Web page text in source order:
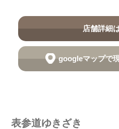
店舗詳細
googleマップで
表参道ゆきざき